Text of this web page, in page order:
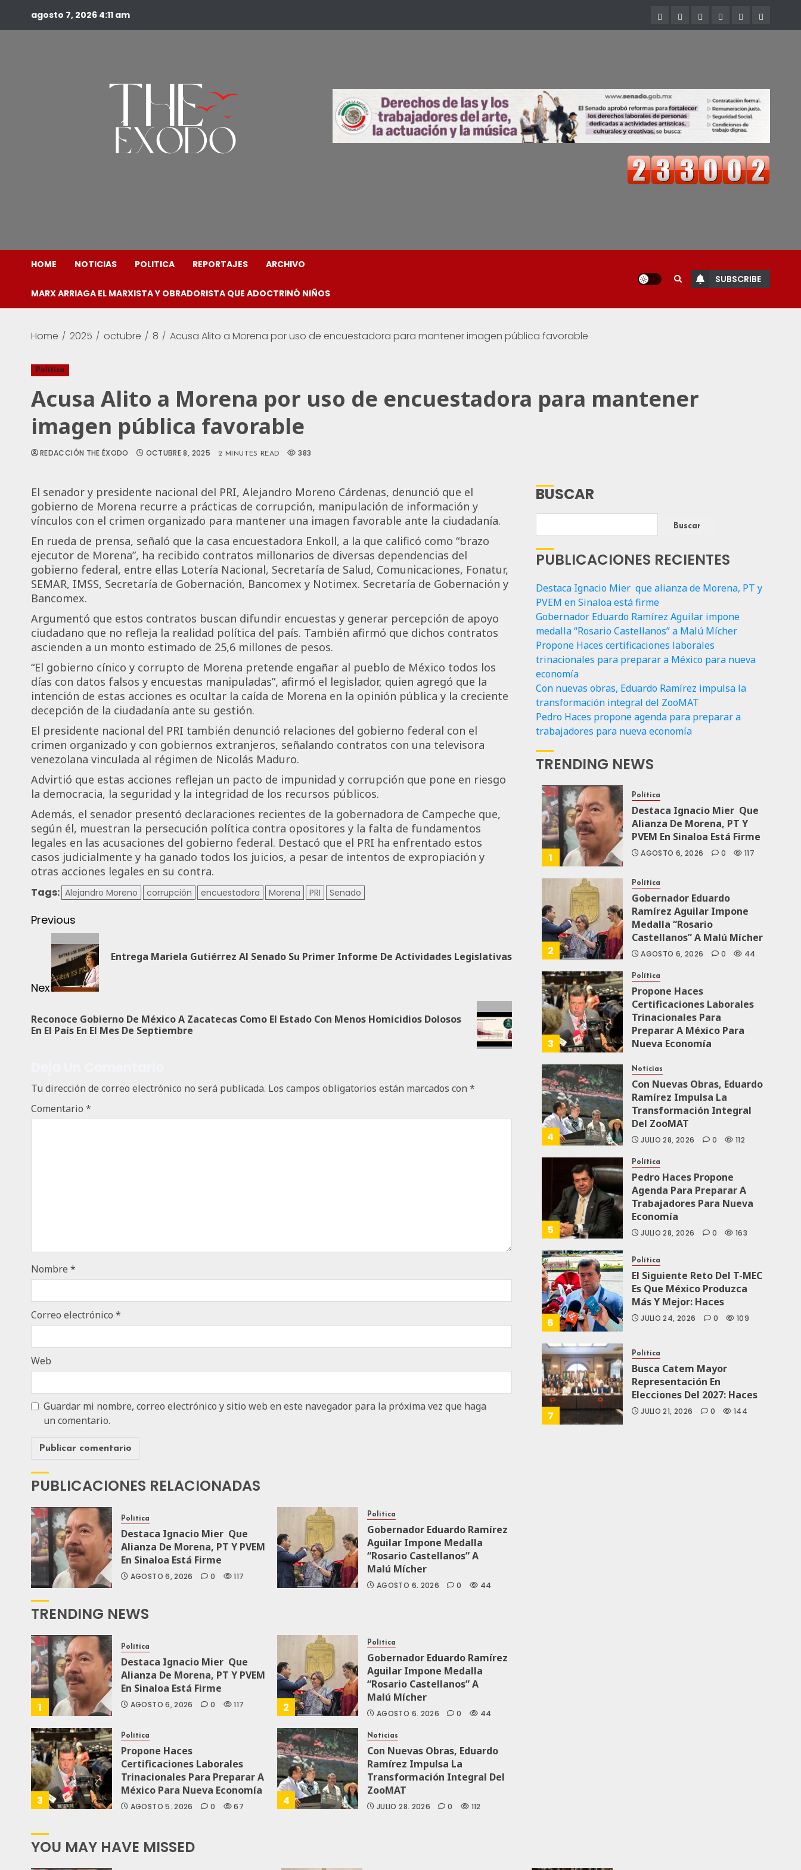
agosto 7, 2026 4:11 am
HOME NOTICIAS POLITICA REPORTAJES ARCHIVO
MARX ARRIAGA EL MARXISTA Y OBRADORISTA QUE ADOCTRINÓ NIÑOS
SUBSCRIBE
Home 2025 octubre 8 Acusa Alito a Morena por uso de encuestadora para mantener imagen pública favorable
Política
Acusa Alito a Morena por uso de encuestadora para mantener
imagen pública favorable
REDACCIÓN THE ÉXODO OCTUBRE 8, 2025 2 MINUTES READ 383
El senador y presidente nacional del PRI, Alejandro Moreno Cárdenas, denunció que el
gobierno de Morena recurre a prácticas de corrupción, manipulación de información y
vínculos con el crimen organizado para mantener una imagen favorable ante la ciudadanía.
En rueda de prensa, señaló que la casa encuestadora Enkoll, a la que calificó como “brazo
ejecutor de Morena”, ha recibido contratos millonarios de diversas dependencias del
gobierno federal, entre ellas Lotería Nacional, Secretaría de Salud, Comunicaciones, Fonatur,
SEMAR, IMSS, Secretaría de Gobernación, Bancomex y Notimex. Secretaría de Gobernación y
Bancomex.
Argumentó que estos contratos buscan difundir encuestas y generar percepción de apoyo
ciudadano que no refleja la realidad política del país. También afirmó que dichos contratos
ascienden a un monto estimado de 25,6 millones de pesos.
“El gobierno cínico y corrupto de Morena pretende engañar al pueblo de México todos los
días con datos falsos y encuestas manipuladas”, afirmó el legislador, quien agregó que la
intención de estas acciones es ocultar la caída de Morena en la opinión pública y la creciente
decepción de la ciudadanía ante su gestión.
El presidente nacional del PRI también denunció relaciones del gobierno federal con el
crimen organizado y con gobiernos extranjeros, señalando contratos con una televisora
venezolana vinculada al régimen de Nicolás Maduro.
Advirtió que estas acciones reflejan un pacto de impunidad y corrupción que pone en riesgo
la democracia, la seguridad y la integridad de los recursos públicos.
Además, el senador presentó declaraciones recientes de la gobernadora de Campeche que,
según él, muestran la persecución política contra opositores y la falta de fundamentos
legales en las acusaciones del gobierno federal. Destacó que el PRI ha enfrentado estos
casos judicialmente y ha ganado todos los juicios, a pesar de intentos de expropiación y
otras acciones legales en su contra.
Tags: Alejandro Moreno corrupción encuestadora Morena PRI Senado
Previous
Entrega Mariela Gutiérrez Al Senado Su Primer Informe De Actividades Legislativas
Next
Reconoce Gobierno De México A Zacatecas Como El Estado Con Menos Homicidios Dolosos
En El País En El Mes De Septiembre
Tu dirección de correo electrónico no será publicada. Los campos obligatorios están marcados con *
Comentario *
Nombre *
Correo electrónico *
Web
Guardar mi nombre, correo electrónico y sitio web en este navegador para la próxima vez que haga
un comentario.
PUBLICACIONES RELACIONADAS
Política
Destaca Ignacio Mier Que
Alianza De Morena, PT Y PVEM
En Sinaloa Está Firme
AGOSTO 6, 2026 0 117
Política
Gobernador Eduardo Ramírez
Aguilar Impone Medalla
“Rosario Castellanos” A
Malú Mícher
AGOSTO 6, 2026 0 44
TRENDING NEWS
1
Política
Destaca Ignacio Mier Que
Alianza De Morena, PT Y PVEM
En Sinaloa Está Firme
AGOSTO 6, 2026 0 117 2
Política
Gobernador Eduardo Ramírez
Aguilar Impone Medalla
“Rosario Castellanos” A
Malú Mícher
AGOSTO 6, 2026 0 44
3
Política
Propone Haces
Certificaciones Laborales
Trinacionales Para Preparar A
México Para Nueva Economía
AGOSTO 5, 2026 0 67 4
Noticias
Con Nuevas Obras, Eduardo
Ramírez Impulsa La
Transformación Integral Del
ZooMAT
JULIO 28, 2026 0 112
BUSCAR
Buscar
PUBLICACIONES RECIENTES
Destaca Ignacio Mier que alianza de Morena, PT y
PVEM en Sinaloa está firme
Gobernador Eduardo Ramírez Aguilar impone
medalla “Rosario Castellanos” a Malú Mícher
Propone Haces certificaciones laborales
trinacionales para preparar a México para nueva
economía
Con nuevas obras, Eduardo Ramírez impulsa la
transformación integral del ZooMAT
Pedro Haces propone agenda para preparar a
trabajadores para nueva economía
TRENDING NEWS
1
Política
Destaca Ignacio Mier Que
Alianza De Morena, PT Y
PVEM En Sinaloa Está Firme
AGOSTO 6, 2026 0 117
2
Política
Gobernador Eduardo
Ramírez Aguilar Impone
Medalla “Rosario
Castellanos” A Malú Mícher
AGOSTO 6, 2026 0 44
3
Política
Propone Haces
Certificaciones Laborales
Trinacionales Para
Preparar A México Para
Nueva Economía
4
Noticias
Con Nuevas Obras, Eduardo
Ramírez Impulsa La
Transformación Integral
Del ZooMAT
JULIO 28, 2026 0 112
5
Política
Pedro Haces Propone
Agenda Para Preparar A
Trabajadores Para Nueva
Economía
JULIO 28, 2026 0 163
6
Política
El Siguiente Reto Del T-MEC
Es Que México Produzca
Más Y Mejor: Haces
JULIO 24, 2026 0 109
7
Política
Busca Catem Mayor
Representación En
Elecciones Del 2027: Haces
JULIO 21, 2026 0 144
YOU MAY HAVE MISSED